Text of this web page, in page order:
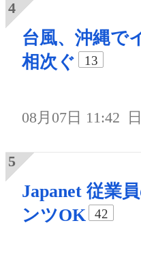
台風、沖縄で
相次ぐ
13
08月07日 11:42
Japanet 従業
ンツOK
42